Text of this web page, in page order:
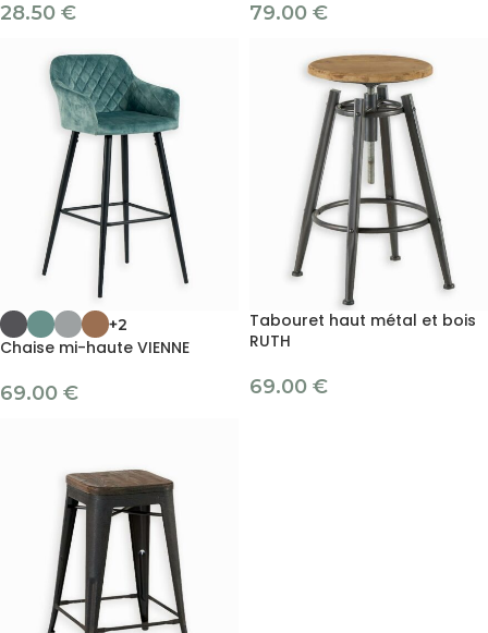
28.50 € 79.00 €
+2
Chaise mi-haute VIENNE
69.00 €
Tabouret haut métal et bois
RUTH
69.00 €